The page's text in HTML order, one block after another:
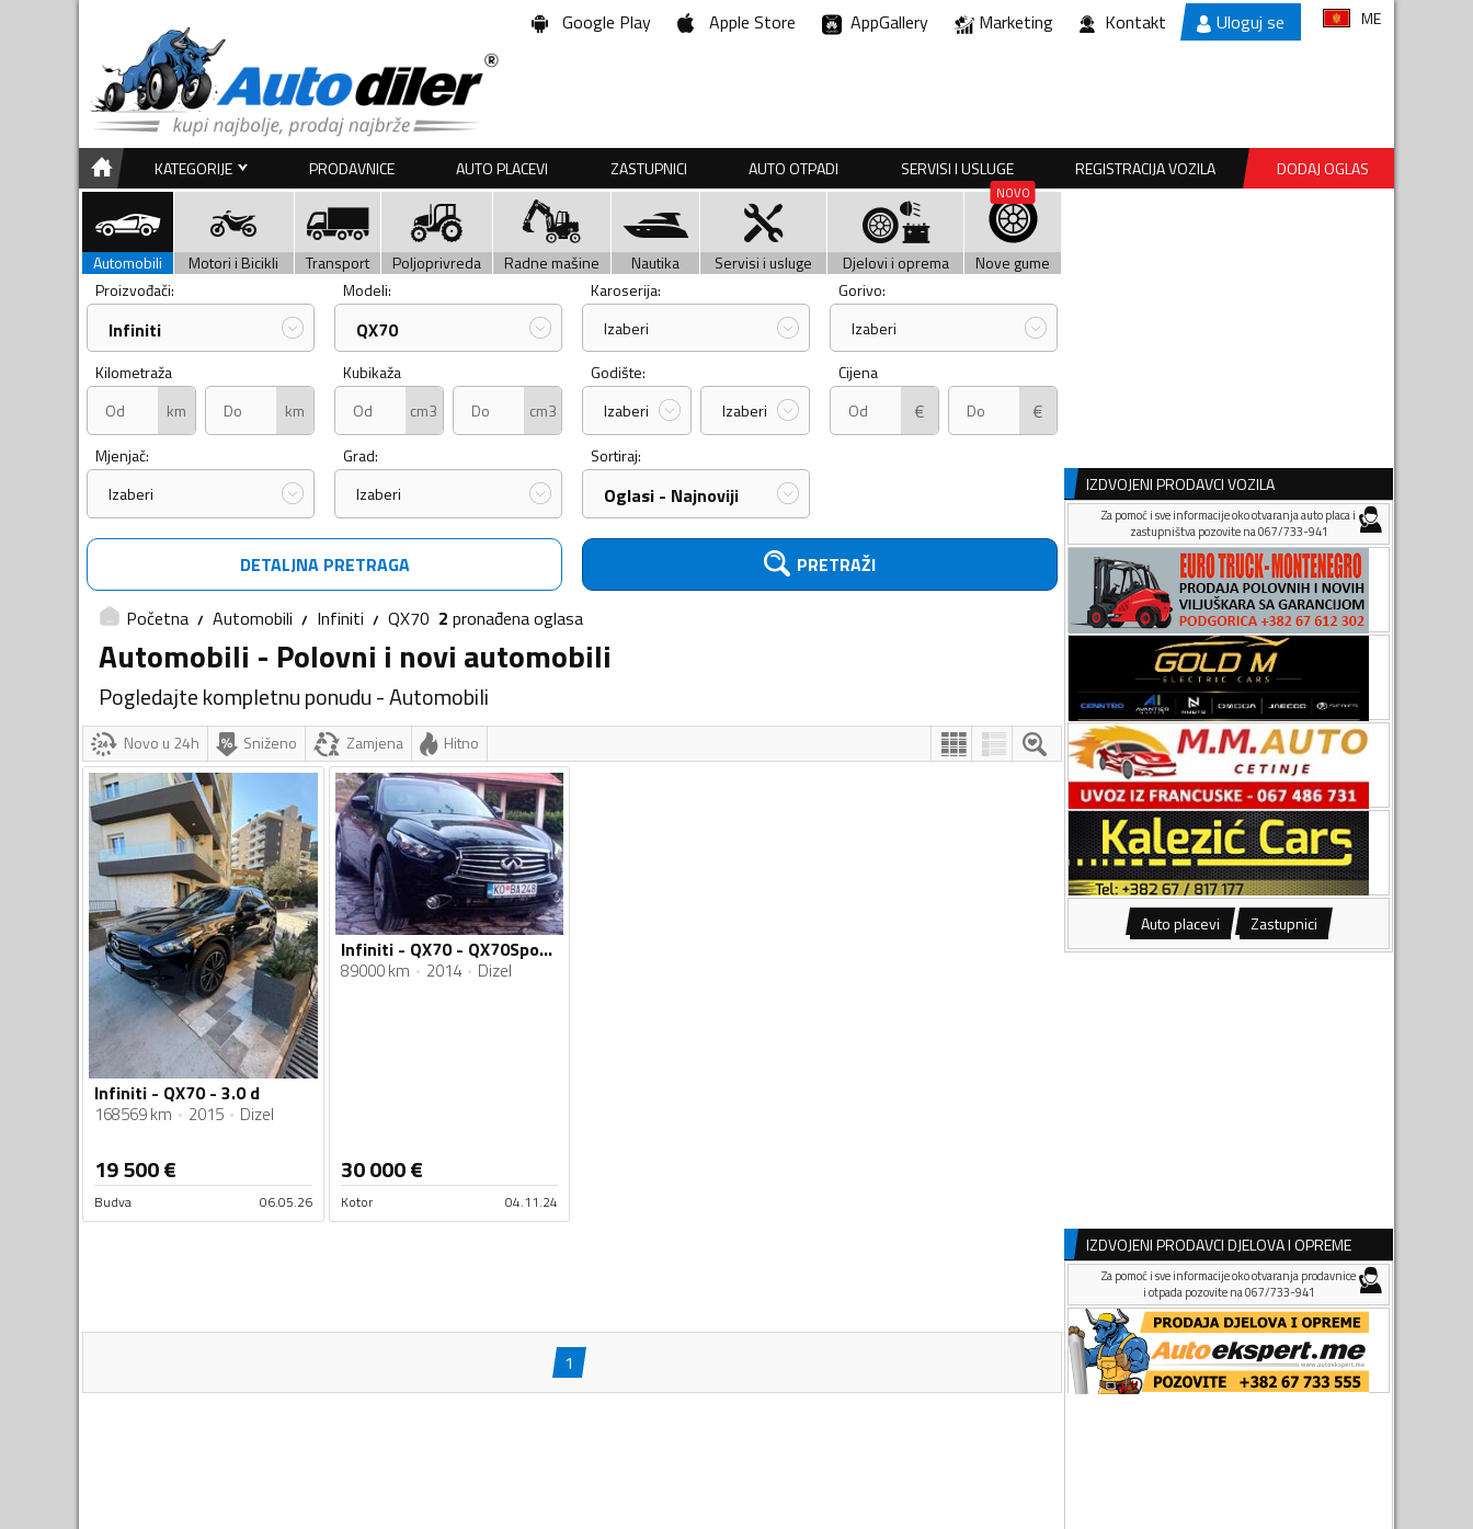
Google Play Apple Store AppGallery Marketing Kontakt Uloguj se ME
KATEGORIJE PRODAVNICE AUTO PLACEVI ZASTUPNICI AUTO OTPADI SERVISI I USLUGE REGISTRACIJA VOZILA DODAJ OGLAS
Automobili Motori i Bicikli Transport Poljoprivreda Radne mašine Nautika Servisi i usluge Djelovi i oprema
Nove gume
Proizvođači:
Infiniti
Modeli:
QX70
Karoserija:
Izaberi
Gorivo:
Izaberi
Kilometraža
km
km
Kubikaža
cm3
cm3
Godište:
Izaberi
Izaberi
Cijena
€ €
Mjenjač:
Izaberi
Grad:
Izaberi
Sortiraj:
Oglasi - Najnoviji
DETALJNA PRETRAGA PRETRAŽI
Početna Automobili Infiniti QX70 2 pronađenaoglasa
Automobili - Polovni i novi automobili
Pogledajte kompletnu ponudu - Automobili
Novo u 24h Sniženo Zamjena Hitno
Infiniti - QX70 - 3.0 d
168569 km 2015 Dizel
19 500€
Budva 06.05.26
Infiniti - QX70 - QX70Sport 3.0 d
89000 km 2014 Dizel
30 000€
Kotor 04.11.24
1
IZDVOJENI PRODAVCI VOZILA
Za pomoć i sve informacije oko otvaranja auto placa i
zastupništva pozovite na 067/733-941
Auto placevi Zastupnici
IZDVOJENI PRODAVCI DJELOVA I OPREME
Za pomoć i sve informacije oko otvaranja prodavnice
i otpada pozovite na 067/733-941